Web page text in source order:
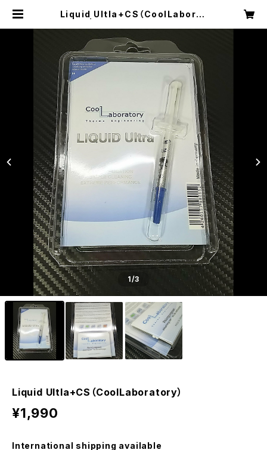
Liquid Ultla+CS（CoolLaborat
1/3
Liquid Ultla+CS（CoolLaboratory）
¥1,990
International shipping available